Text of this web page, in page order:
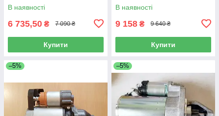
В наявності
6 735,50 ₴ 7 090 ₴
Купити
В наявності
9 158 ₴ 9 640 ₴
Купити
–5% –5%